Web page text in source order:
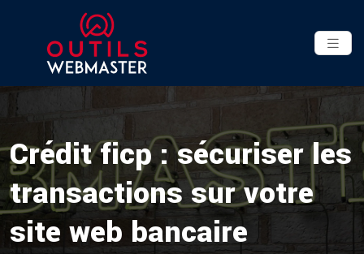
Crédit ficp : sécuriser les
transactions sur votre
site web bancaire